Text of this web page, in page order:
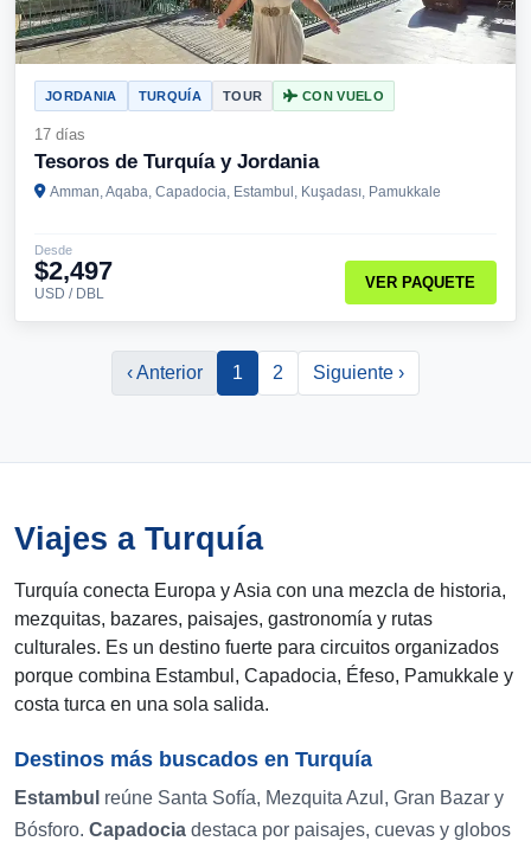
JORDANIA TURQUÍA TOUR CON VUELO
17 días
Tesoros de Turquía y Jordania
Amman, Aqaba, Capadocia, Estambul, Kuşadası, Pamukkale
Desde
$2,497
USD / DBL
VER PAQUETE
‹ Anterior 1 2 Siguiente ›
Viajes a Turquía
Turquía conecta Europa y Asia con una mezcla de historia,
mezquitas, bazares, paisajes, gastronomía y rutas
culturales. Es un destino fuerte para circuitos organizados
porque combina Estambul, Capadocia, Éfeso, Pamukkale y
costa turca en una sola salida.
Destinos más buscados en Turquía
Estambul reúne Santa Sofía, Mezquita Azul, Gran Bazar y
Bósforo. Capadocia destaca por paisajes, cuevas y globos